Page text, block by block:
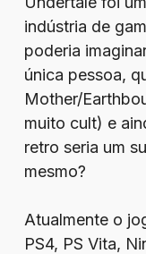
indústria de
poderia
única pessoa,
Mother/
muito cult) e
retro seria um
mesmo?
Atualmente o
PS4, PS Vita,